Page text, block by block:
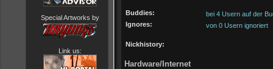
Special Artworks by
Link us:
Buddies:
bei 4 Usern auf der
Ignores:
von 0 Usern ignoriert
Nickhistory:
Hardware/Internet